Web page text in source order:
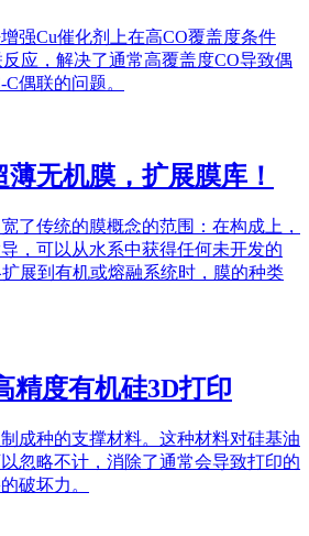
强Cu催化剂上在高CO覆盖度条件
应，解决了通常高覆盖度CO导致偶
偶联的问题。
薄无机膜，扩展膜库！
了传统的膜概念的范围：在构成上，
，可以从水系中获得任何未开发的
展到有机或熔融系统时，膜的种类
精度有机硅3D打印
成种的支撑材料。这种材料对硅基油
忽略不计，消除了通常会导致打印的
破坏力。